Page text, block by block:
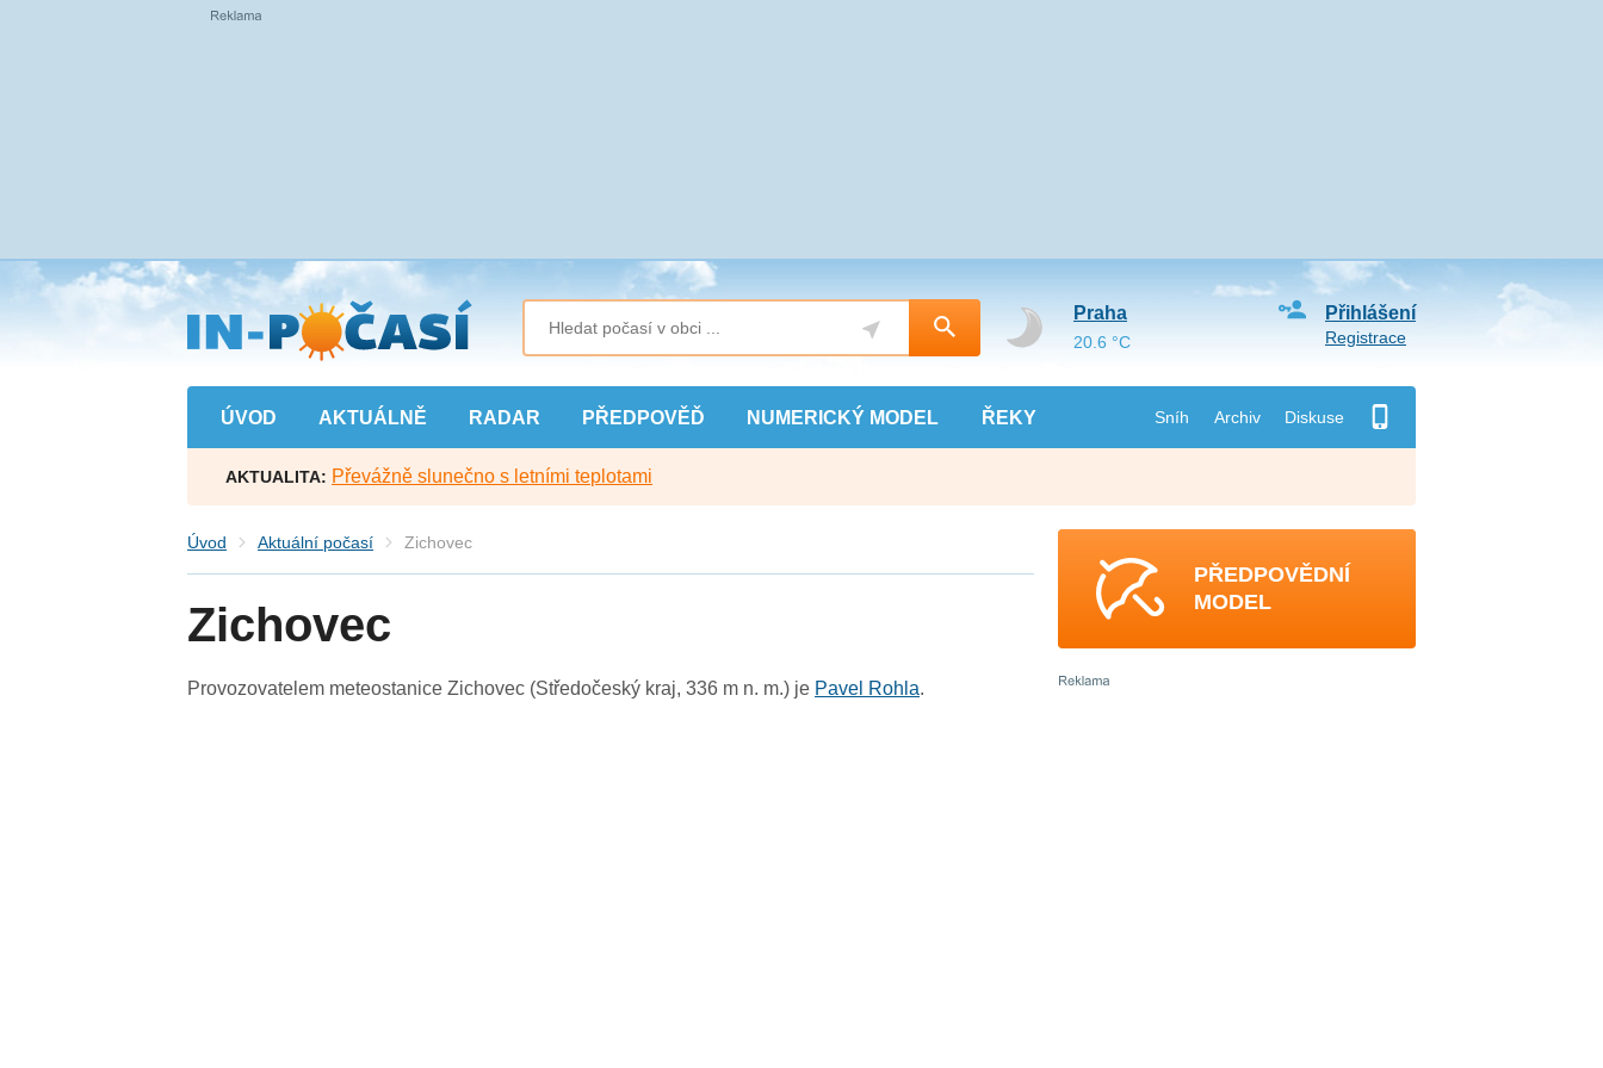
Přejít
na
hlavní
obsah
ÚVOD AKTUÁLNĚ RADAR PŘEDPOVĚĎ NUMERICKÝ MODEL ŘEKY Sníh Archiv Diskuse
Přihlášení
Registrace
Praha
20.6 °C
AKTUALITA: Převážně slunečno s letními teplotami
Úvod Aktuální počasí Zichovec
Zichovec
Provozovatelem meteostanice Zichovec (Středočeský kraj, 336 m n. m.) je Pavel Rohla.
PŘEDPOVĚDNÍ
MODEL